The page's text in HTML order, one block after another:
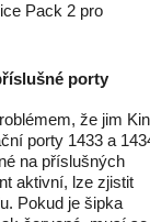
Pack 2 pro
porty
že jim
porty 1433 a
na příslušných
aktivní, lze zjistit
Pokud je šipka